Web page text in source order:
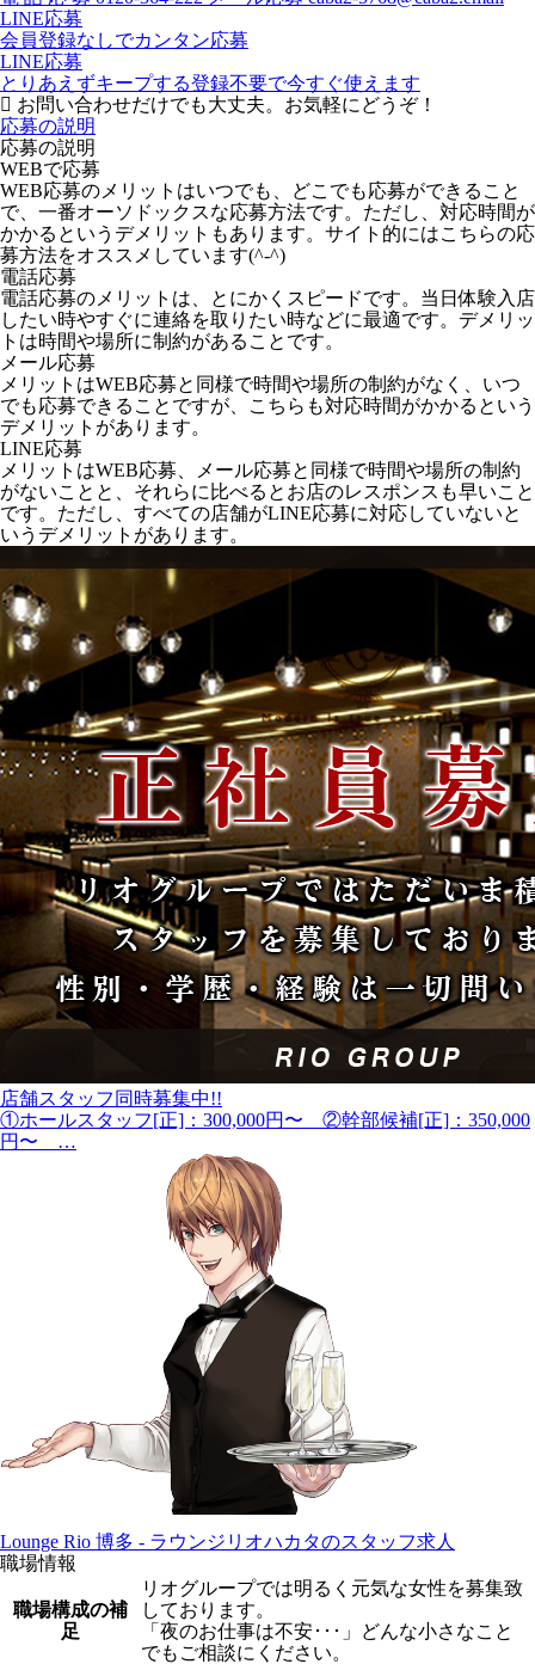
LINE応募
会員登録なしでカンタン応募
LINE応募
とりあえずキープする登録不要で今すぐ使えます
お問い合わせだけでも大丈夫。お気軽にどうぞ！
応募の説明
応募の説明
WEBで応募
WEB応募のメリットはいつでも、どこでも応募ができること
で、一番オーソドックスな応募方法です。ただし、対応時間が
かかるというデメリットもあります。サイト的にはこちらの応
募方法をオススメしています(^-^)
電話応募
電話応募のメリットは、とにかくスピードです。当日体験入店
したい時やすぐに連絡を取りたい時などに最適です。デメリッ
トは時間や場所に制約があることです。
メール応募
メリットはWEB応募と同様で時間や場所の制約がなく、いつ
でも応募できることですが、こちらも対応時間がかかるという
デメリットがあります。
LINE応募
メリットはWEB応募、メール応募と同様で時間や場所の制約
がないことと、それらに比べるとお店のレスポンスも早いこと
です。ただし、すべての店舗がLINE応募に対応していないと
いうデメリットがあります。
店舗スタッフ同時募集中!!
①ホールスタッフ[正]：300,000円〜 ②幹部候補[正]：350,000
円〜 …
Lounge Rio 博多 - ラウンジリオハカタのスタッフ求人
職場情報
職場構成の補
足
リオグループでは明るく元気な女性を募集致
しております。
「夜のお仕事は不安･･･」どんな小さなこと
でもご相談にください。